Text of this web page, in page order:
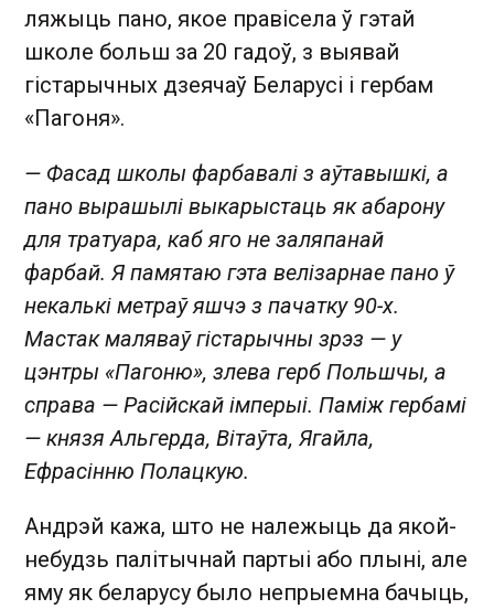
ляжыць пано, якое правісела ў гэтай
школе больш за 20 гадоў, з выявай
гістарычных дзеячаў Беларусі і гербам
«Пагоня».
— Фасад школы фарбавалі з аўтавышкі, а
пано вырашылі выкарыстаць як абарону
для тратуара, каб яго не заляпанай
фарбай. Я памятаю гэта велізарнае пано ў
некалькі метраў яшчэ з пачатку 90-х.
Мастак маляваў гістарычны зрэз — у
цэнтры «Пагоню», злева герб Польшчы, а
справа — Расійскай імперыі. Паміж гербамі
— князя Альгерда, Вітаўта, Ягайла,
Ефрасінню Полацкую.
Андрэй кажа, што не належыць да якой-
небудзь палітычнай партыі або плыні, але
яму як беларусу было непрыемна бачыць,